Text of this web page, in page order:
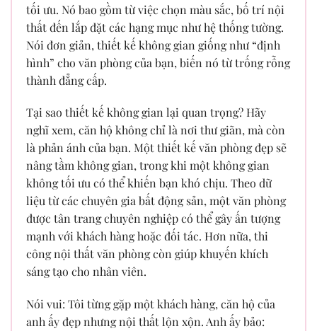
tối ưu. Nó bao gồm từ việc chọn màu sắc, bố trí nội
thất đến lắp đặt các hạng mục như hệ thống tường.
Nói đơn giản, thiết kế không gian giống như “định
hình” cho văn phòng của bạn, biến nó từ trống rỗng
thành đẳng cấp.
Tại sao thiết kế không gian lại quan trọng? Hãy
nghĩ xem, căn hộ không chỉ là nơi thư giãn, mà còn
là phản ánh của bạn. Một thiết kế văn phòng đẹp sẽ
nâng tầm không gian, trong khi một không gian
không tối ưu có thể khiến bạn khó chịu. Theo dữ
liệu từ các chuyên gia bất động sản, một văn phòng
được tân trang chuyên nghiệp có thể gây ấn tượng
mạnh với khách hàng hoặc đối tác. Hơn nữa, thi
công nội thất văn phòng còn giúp khuyến khích
sáng tạo cho nhân viên.
Nói vui: Tôi từng gặp một khách hàng, căn hộ của
anh ấy đẹp nhưng nội thất lộn xộn. Anh ấy bảo: